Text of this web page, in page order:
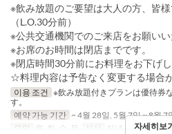
※飲み放題のご要望は大人の方、皆様
（L.O.30分前）
※公共交通機関でのご来店をお願いい
※お席のお時間は閉店までです。
※閉店時間30分前にお料理をお下げし
☆料理内容は予告なく変更する場合
이용 조건 ※飲み放題付きプランは優待券
す。
예약 가능 기간 ~ 4월 28일, 5월 7일 ~ 8월 7
요일
월, 화, 수, 목 식사 저녁 자세히보